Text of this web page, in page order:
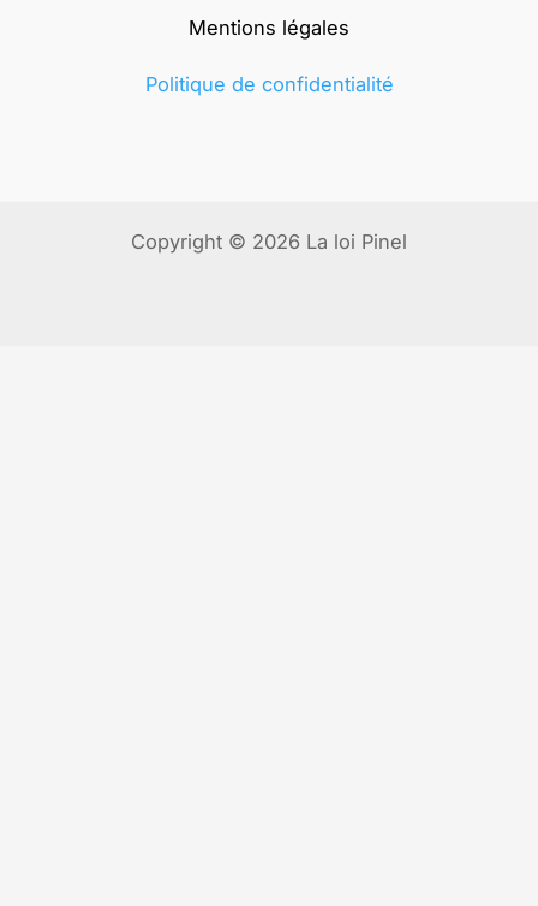
Mentions légales
Politique de confidentialité
Copyright © 2026 La loi Pinel